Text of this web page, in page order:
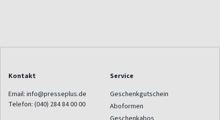
Kontakt
Email: info@presseplus.de
Telefon: (040) 284 84 00 00
Service
Geschenkgutschein
Aboformen